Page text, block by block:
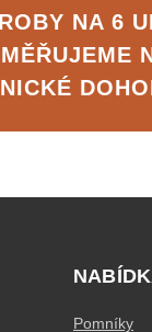
NA 6
Pomníky